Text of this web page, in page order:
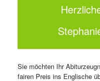
Sie möchten Ihr
fairen Preis ins Englische